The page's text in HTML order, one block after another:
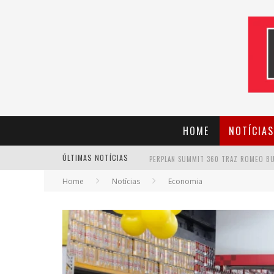
HOME NOTÍCIAS
ÚLTIMAS NOTÍCIAS
CANTOR EVANDRO JR. NA
Home Notícias Economia